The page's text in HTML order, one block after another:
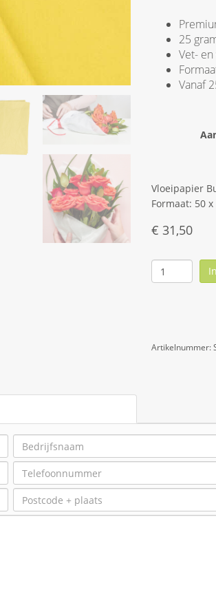
25
Vet-
Vanaf
Vloeipapier
Formaat: 50
€ 31,50
Artikelnummer: